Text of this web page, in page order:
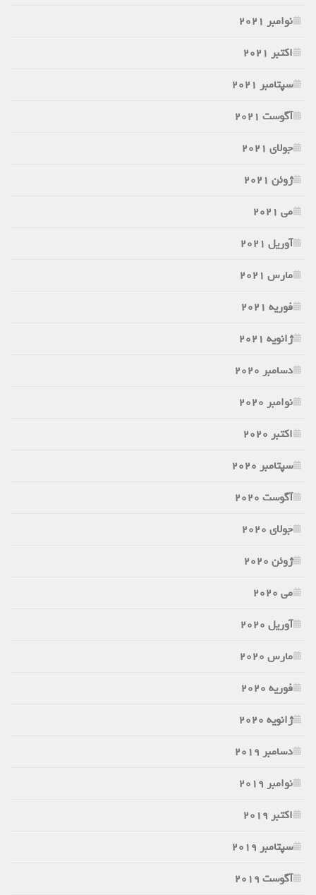
نوامبر 2021
اکتبر 2021
سپتامبر 2021
آگوست 2021
جولای 2021
ژوئن 2021
می 2021
آوریل 2021
مارس 2021
فوریه 2021
ژانویه 2021
دسامبر 2020
نوامبر 2020
اکتبر 2020
سپتامبر 2020
آگوست 2020
جولای 2020
ژوئن 2020
می 2020
آوریل 2020
مارس 2020
فوریه 2020
ژانویه 2020
دسامبر 2019
نوامبر 2019
اکتبر 2019
سپتامبر 2019
آگوست 2019